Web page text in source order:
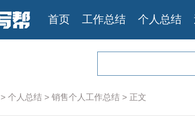
首页 工作总结 个人总结
> 个人总结 > 销售个人工作总结 > 正文